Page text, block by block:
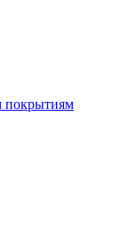
покрытиям